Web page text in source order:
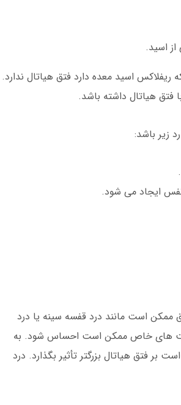
اسید.
ریفلاکس اسید معده دارد فتق هیاتال ندارد.
فتق هیاتال داشته باشد.
زیر باشد:
ایجاد می شود.
ممکن است مانند درد قفسه سینه یا درد
های خاص ممکن است احساس شود. به
فتق هیاتال بزرگتر تأثیر بگذارد. درد